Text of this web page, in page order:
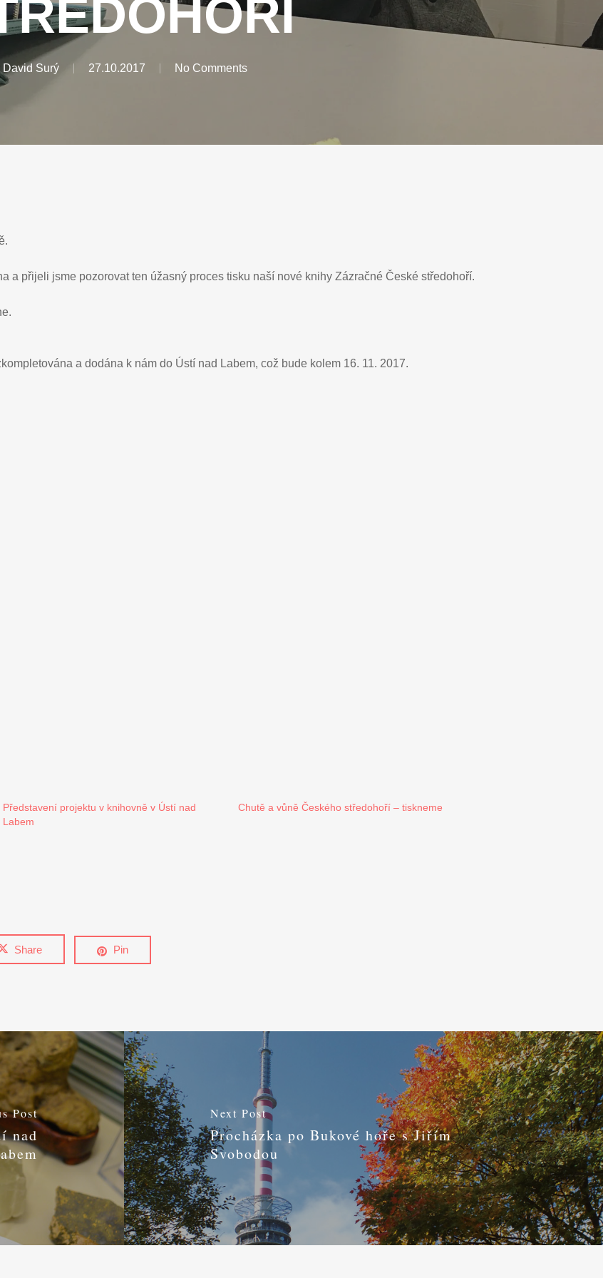
David Surý 27.10.2017 No Comments
a přijeli jsme pozorovat ten úžasný proces tisku naší nové knihy Zázračné České středohoří.
a dodána k nám do Ústí nad Labem, což bude kolem 16. 11. 2017.
Představení projektu v knihovně v Ústí nad
Labem
Chutě a vůně Českého středohoří – tiskneme
Share Pin
Post
nad
Next Post
Procházka po Bukové hoře s Jiřím
Svobodou